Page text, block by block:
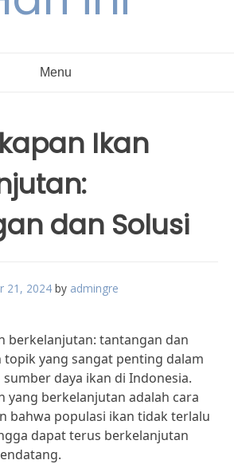
Menu
Ikan
dan Solusi
21, 2024 by admingre
berkelanjutan: tantangan dan
yang sangat penting dalam
daya ikan di Indonesia.
yang berkelanjutan adalah cara
bahwa populasi ikan tidak terlalu
dapat terus berkelanjutan